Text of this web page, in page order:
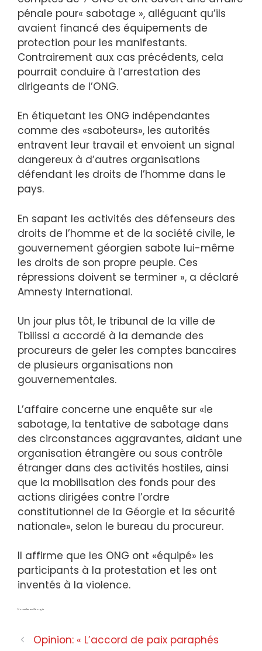
pénale pour« sabotage », alléguant qu’ils
avaient financé des équipements de
protection pour les manifestants.
Contrairement aux cas précédents, cela
pourrait conduire à l’arrestation des
dirigeants de l’ONG.
En étiquetant les ONG indépendantes
comme des «saboteurs», les autorités
entravent leur travail et envoient un signal
dangereux à d’autres organisations
défendant les droits de l’homme dans le
pays.
En sapant les activités des défenseurs des
droits de l’homme et de la société civile, le
gouvernement géorgien sabote lui-même
les droits de son propre peuple. Ces
répressions doivent se terminer », a déclaré
Amnesty International.
Un jour plus tôt, le tribunal de la ville de
Tbilissi a accordé à la demande des
procureurs de geler les comptes bancaires
de plusieurs organisations non
gouvernementales.
L’affaire concerne une enquête sur «le
sabotage, la tentative de sabotage dans
des circonstances aggravantes, aidant une
organisation étrangère ou sous contrôle
étranger dans des activités hostiles, ainsi
que la mobilisation des fonds pour des
actions dirigées contre l’ordre
constitutionnel de la Géorgie et la sécurité
nationale», selon le bureau du procureur.
Il affirme que les ONG ont «équipé» les
participants à la protestation et les ont
inventés à la violence.
Nouvelles en Géorgie
Opinion: « L’accord de paix paraphés